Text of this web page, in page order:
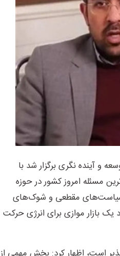
و آینده نگری برگزار شد با
مسئله امروز کشور در حوزه
سیاست‌های مقطعی و شوک‌های
بازار موازی برای انرژی حرکت